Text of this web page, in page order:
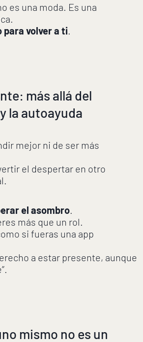
es una moda. Es una
para volver a ti.
más allá del
la autoayuda
mejor ni de ser más
el despertar en otro
el asombro.
más que un rol.
si fueras una app
a estar presente, aunque
mismo no es un